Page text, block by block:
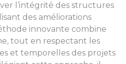
l’intégrité des structures
des améliorations
innovante combine
tout en respectant les
et temporelles des projets